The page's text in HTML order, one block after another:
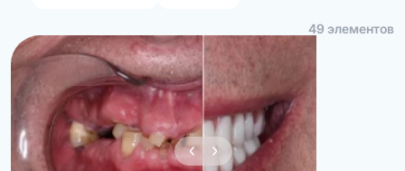
49 элементов